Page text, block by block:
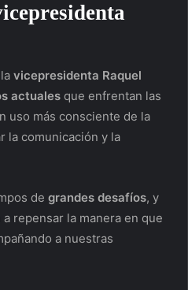
vicepresidenta Raquel
actuales que enfrentan las
uso más consciente de la
la comunicación y la
de grandes desafíos, y
repensar la manera en que
a nuestras